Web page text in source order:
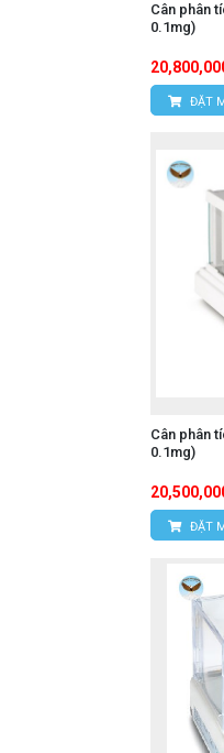
Cân phân
0.1mg)
ĐẶT
Cân phân
0.1mg)
ĐẶT